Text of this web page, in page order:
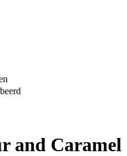
and Caramel